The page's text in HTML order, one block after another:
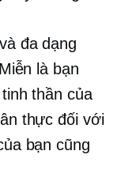
đa dạng
là bạn
thần của
thực đối với
bạn cũng